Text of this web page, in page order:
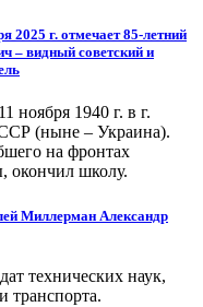
г. отмечает 85-летний
– видный советский и
ноября 1940 г. в г.
(ныне – Украина).
на фронтах
окончил школу.
Миллерман Александр
технических наук,
транспорта.